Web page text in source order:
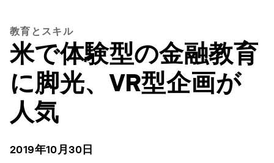
教育とスキル
米で体験型の金融教育
に脚光、VR型企画が
人気
2019年10月30日